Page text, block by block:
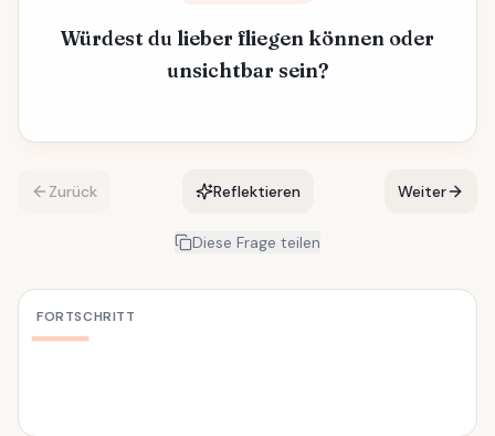
Würdest du lieber fliegen können oder
unsichtbar sein?
Zurück Reflektieren Weiter
Diese Frage teilen
FORTSCHRITT